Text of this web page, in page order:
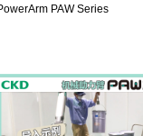
PAW Series